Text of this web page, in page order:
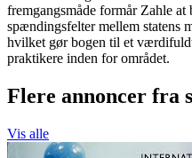
fremgangsmåde formår Zahle at
spændingsfelter mellem statens
hvilket gør bogen til et
praktikere inden for området.
Flere annoncer fra
Vis alle